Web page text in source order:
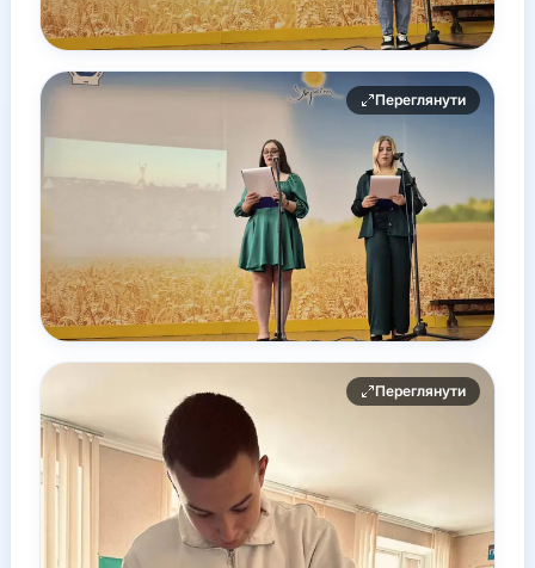
Переглянути
Переглянути